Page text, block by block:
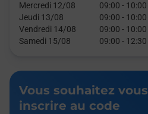
Mercredi 12/08
09:00 - 10:00
Jeudi 13/08
09:00 - 10:00
Vendredi 14/08
09:00 - 10:00
Samedi 15/08
09:00 - 12:30
Vous souhaitez vous
inscrire au code